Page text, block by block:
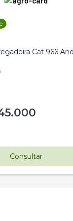
Cat 966
Consultar